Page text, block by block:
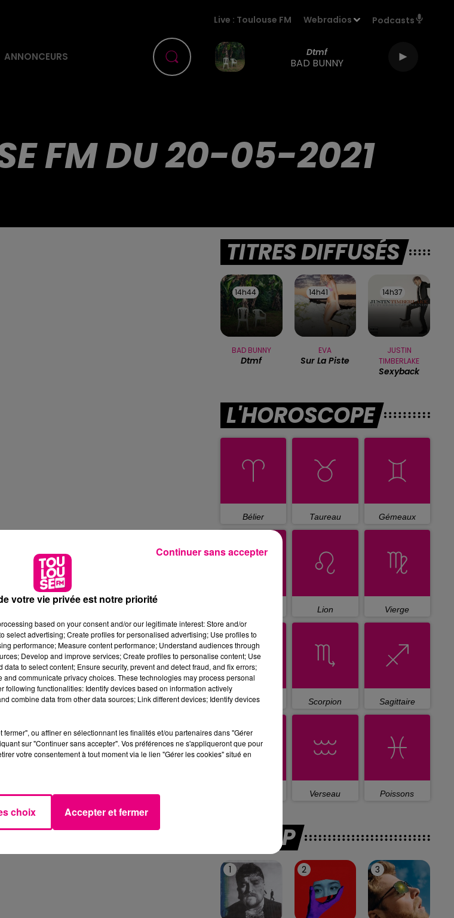
ANNONCEURS
Live : Toulouse FM Webradios Podcasts
Dtmf
BAD BUNNY
FM DU 20-05-2021
TITRES DIFFUSÉS
14h44
14h44
BAD BUNNY
Dtmf
14h41
14h41
EVA
Sur La Piste
14h37
14h37
JUSTIN
TIMBERLAKE
Sexyback
L'HOROSCOPE
Bélier Taureau Gémeaux
Lion Vierge
Balance Scorpion Sagittaire
Verseau Poissons
LE TOP
1 2 3
votre vie privée est notre priorité
based on your consent and/or our legitimate interest: Store and/or
select advertising; Create profiles for personalised advertising; Use profiles to
performance; Measure content performance; Understand audiences through
Develop and improve services; Create profiles to personalise content; Use
to select content; Ensure security, prevent and detect fraud, and fix errors;
communicate privacy choices. These technologies may process personal
following functionalities: Identify devices based on information actively
combine data from other data sources; Link different devices; Identify devices
ou affiner en sélectionnant les finalités et/ou partenaires dans "Gérer
sur "Continuer sans accepter". Vos préférences ne s'appliqueront que pour
votre consentement à tout moment via le lien "Gérer les cookies" situé en
choix Accepter et fermer
Continuer sans accepter